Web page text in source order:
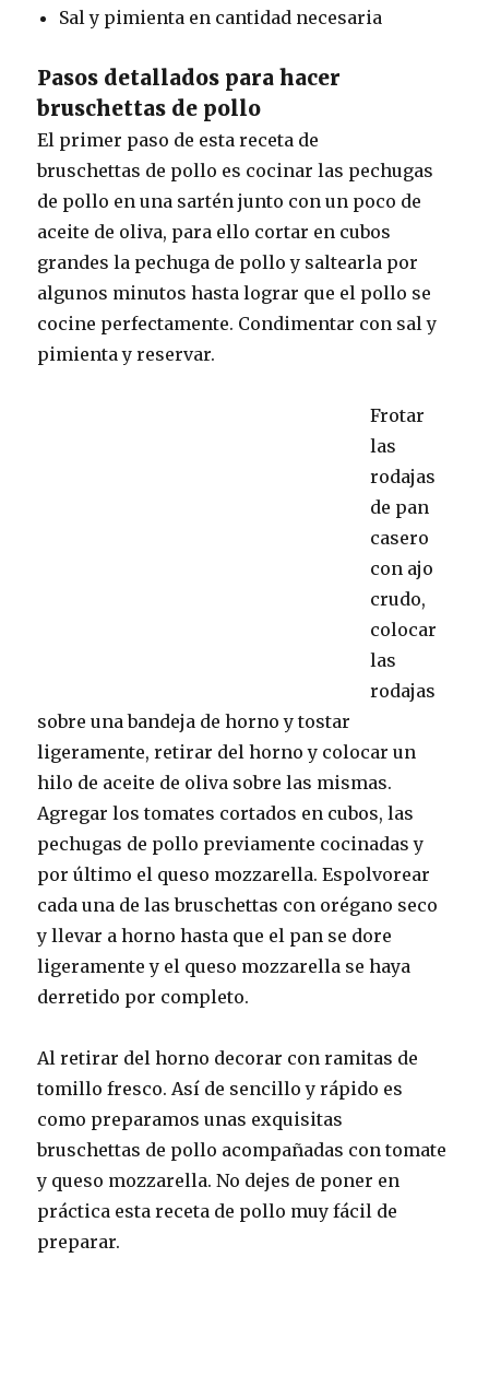
Sal y pimienta en cantidad necesaria
Pasos detallados para hacer
bruschettas de pollo
El primer paso de esta receta de
bruschettas de pollo es cocinar las pechugas
de pollo en una sartén junto con un poco de
aceite de oliva, para ello cortar en cubos
grandes la pechuga de pollo y saltearla por
algunos minutos hasta lograr que el pollo se
cocine perfectamente. Condimentar con sal y
pimienta y reservar.
Frotar
las
rodajas
de pan
casero
con ajo
crudo,
colocar
las
rodajas
sobre una bandeja de horno y tostar
ligeramente, retirar del horno y colocar un
hilo de aceite de oliva sobre las mismas.
Agregar los tomates cortados en cubos, las
pechugas de pollo previamente cocinadas y
por último el queso mozzarella. Espolvorear
cada una de las bruschettas con orégano seco
y llevar a horno hasta que el pan se dore
ligeramente y el queso mozzarella se haya
derretido por completo.
Al retirar del horno decorar con ramitas de
tomillo fresco. Así de sencillo y rápido es
como preparamos unas exquisitas
bruschettas de pollo acompañadas con tomate
y queso mozzarella. No dejes de poner en
práctica esta receta de pollo muy fácil de
preparar.